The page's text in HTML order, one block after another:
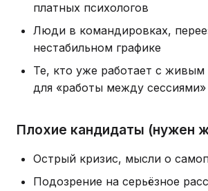
платных психологов
Люди в командировках,
нестабильном графике
Те, кто уже работает с
для «работы между сессиями»
Плохие кандидаты (нужен
Острый кризис, мысли о
Подозрение на серьёзное